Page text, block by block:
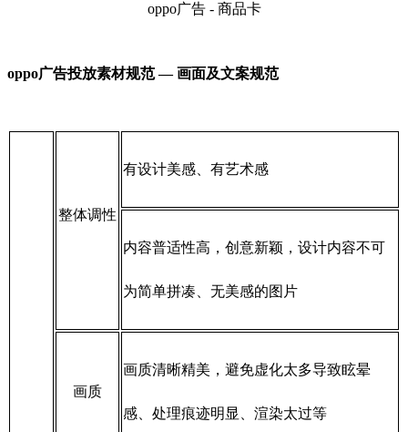
oppo广告 - 商品卡
oppo广告投放素材规范 — 画面及文案规范
整体调性
有设计美感、有艺术感
内容普适性高，创意新颖，设计内容不可
为简单拼凑、无美感的图片
画质
画质清晰精美，避免虚化太多导致眩晕
感、处理痕迹明显、渲染太过等